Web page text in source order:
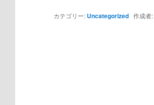
カテゴリー: Uncategorized 作成者: